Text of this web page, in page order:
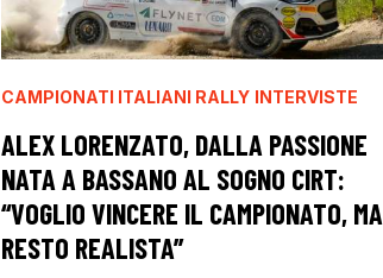
CAMPIONATI ITALIANI RALLY INTERVISTE
ALEX LORENZATO, DALLA PASSIONE
NATA A BASSANO AL SOGNO CIRT:
“VOGLIO VINCERE IL CAMPIONATO, MA
RESTO REALISTA”